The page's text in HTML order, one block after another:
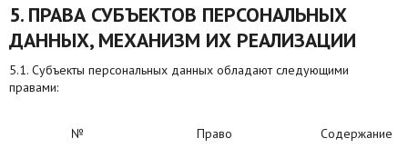
5. ПРАВА СУБЪЕКТОВ ПЕРСОНАЛЬНЫХ
ДАННЫХ, МЕХАНИЗМ ИХ РЕАЛИЗАЦИИ
5.1. Субъекты персональных данных обладают следующими
правами:
№ Право Содержание